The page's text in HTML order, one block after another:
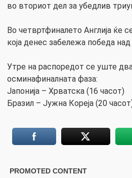
во вториот дел за убедлив
Во четвртфиналето Англија ќе
која денес забележа победа
Утре на распоредот се уште
осминафиналната фаза:
Јапонија – Хрватска (16 часот)
Бразил – Јужна Кореја (20